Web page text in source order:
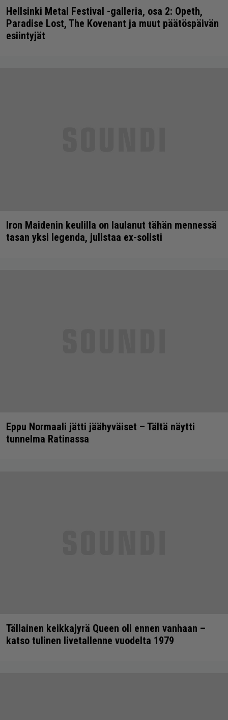
Hellsinki Metal Festival -galleria, osa 2: Opeth,
Paradise Lost, The Kovenant ja muut päätöspäivän
esiintyjät
Iron Maidenin keulilla on laulanut tähän mennessä
tasan yksi legenda, julistaa ex-solisti
Eppu Normaali jätti jäähyväiset – Tältä näytti
tunnelma Ratinassa
Tällainen keikkajyrä Queen oli ennen vanhaan –
katso tulinen livetallenne vuodelta 1979